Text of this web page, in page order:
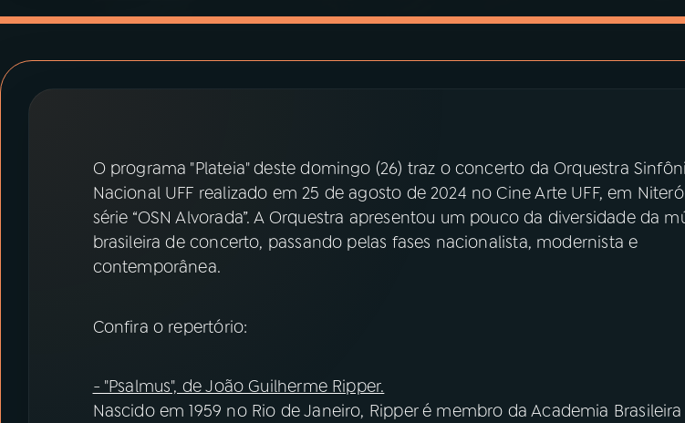
ACOMPANHE A RÁDIO MEC
Facebook
O programa "Plateia" deste domingo (26) traz o concerto da Orquestra
Nacional UFF realizado em 25 de agosto de 2024 no Cine Arte UFF, em
série “OSN Alvorada”. A Orquestra apresentou um pouco da diversidade da
brasileira de concerto, passando pelas fases nacionalista, modernista e
contemporânea.
Confira o repertório:
- "Psalmus", de João Guilherme Ripper.
Nascido em 1959 no Rio de Janeiro, Ripper é membro da Academia